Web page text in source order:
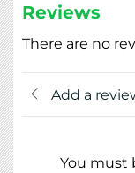
Reviews
There are no
Add a
You must